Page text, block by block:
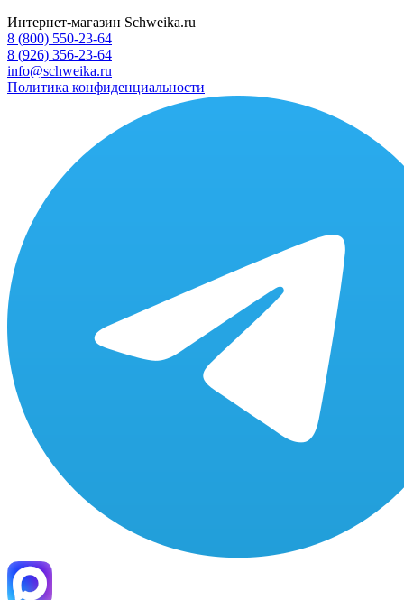
Интернет-магазин Schweika.ru
8 (800) 550-23-64
8 (926) 356-23-64
info@schweika.ru
Политика конфиденциальности